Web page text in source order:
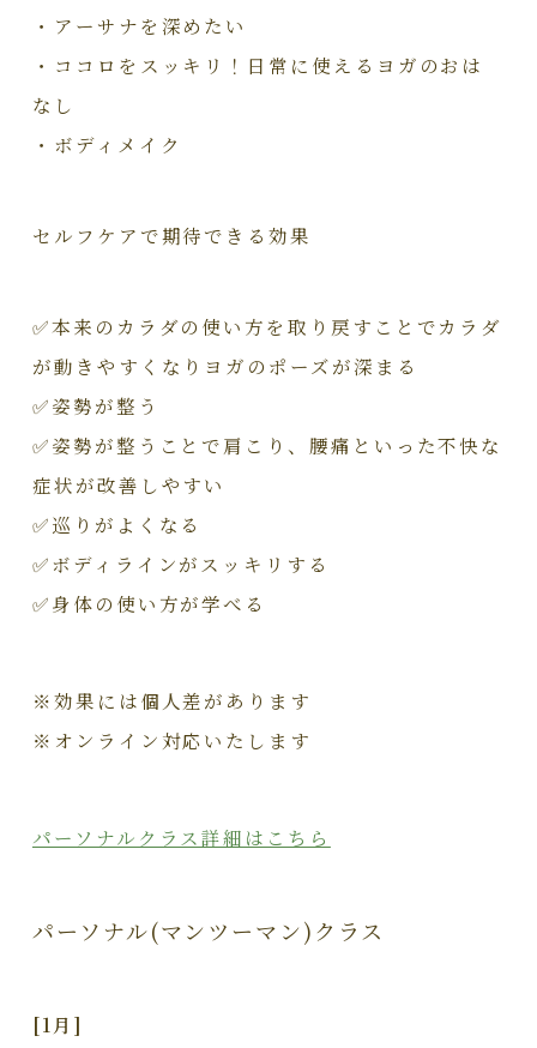
・アーサナを深めたい
・ココロをスッキリ！日常に使えるヨガのおは
なし
・ボディメイク
セルフケアで期待できる効果
✅本来のカラダの使い方を取り戻すことでカラダ
が動きやすくなりヨガのポーズが深まる
✅姿勢が整う
✅姿勢が整うことで肩こり、腰痛といった不快な
症状が改善しやすい
✅巡りがよくなる
✅ボディラインがスッキリする
✅身体の使い方が学べる
※効果には個人差があります
※オンライン対応いたします
パーソナルクラス詳細はこちら
パーソナル(マンツーマン)クラス
[1月]